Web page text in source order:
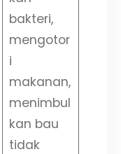
bakteri,
mengotor
i
makanan,
menimbul
kan bau
tidak